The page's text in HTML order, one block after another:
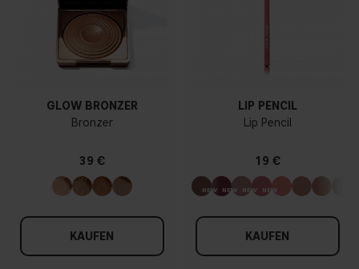
GLOW BRONZER
Bronzer
39 €
KAUFEN
LIP PENCIL
Lip Pencil
19 €
KAUFEN